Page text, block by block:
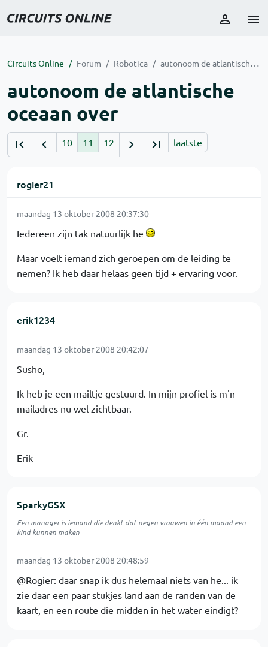
Circuits Online Forum Robotica autonoom de atlantische oceaan over
autonoom de atlantische
oceaan over
10 11 12 laatste
rogier21
maandag 13 oktober 2008 20:37:30
Iedereen zijn tak natuurlijk he
Maar voelt iemand zich geroepen om de leiding te
nemen? Ik heb daar helaas geen tijd + ervaring voor.
erik1234
maandag 13 oktober 2008 20:42:07
Susho,
Ik heb je een mailtje gestuurd. In mijn profiel is m'n
mailadres nu wel zichtbaar.
Gr.
Erik
SparkyGSX
Een manager is iemand die denkt dat negen vrouwen in één maand een
kind kunnen maken
maandag 13 oktober 2008 20:48:59
@Rogier: daar snap ik dus helemaal niets van he... ik
zie daar een paar stukjes land aan de randen van de
kaart, en een route die midden in het water eindigt?